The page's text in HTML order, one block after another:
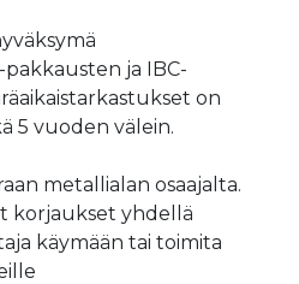
ja IBC-
on
5 vuoden välein.
metallialan osaajalta.
korjaukset yhdellä
käymään tai toimita